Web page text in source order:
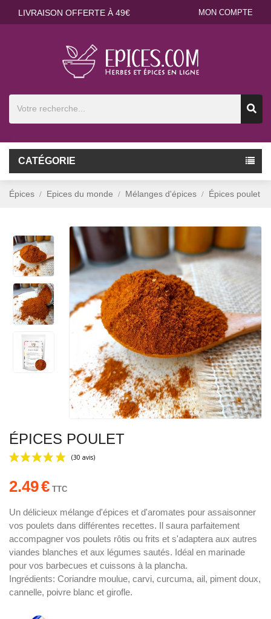
LIVRAISON OFFERTE À 49€ MON COMPTE
CATÉGORIE
Épices Epices du monde Mélanges d'épices Épices poulet
ÉPICES POULET
(30 avis)
2.49€ TTC
Un délicieux mélange d'épices et d'aromates pour assaisonner
vos poulets dans différentes recettes. Il saura parfaitement
accompagner vos poulets rôtis ou frits et s'adaptera aux autres
viandes blanches et aux légumes sautés. Idéal en marinade
pour vos barbecues et cuissons à la plancha.
Ingrédients: Coriandre moulue, carvi, curcuma, ail, piment doux,
cannelle, poivre blanc et girofle.